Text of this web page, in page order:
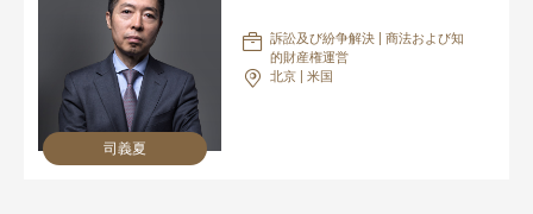
司義夏
訴訟及び紛争解決 | 商法および知
的財産権運営
北京 | 米国